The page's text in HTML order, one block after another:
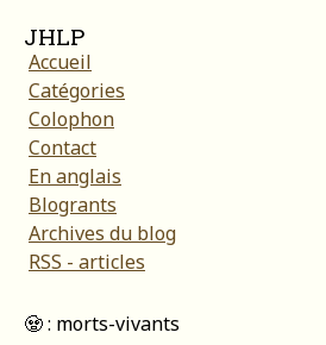
JHLP
Accueil
Catégories
Colophon
Contact
En anglais
Blogrants
Archives du blog
RSS - articles
🧟 : morts-vivants